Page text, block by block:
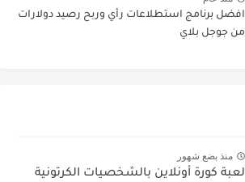
افضل برنامج استطلاعات رأي وربح رصيد دولارات
من جوجل بلاي
منذ بضع شهور
لعبة كورة أونلاين بالشخصيات الكرتونية